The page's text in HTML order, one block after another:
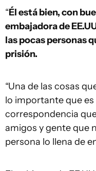
“Él está bien, con
embajadora de
las pocas personas
prisión.
“Una de las cosas
lo importante que
correspondencia
amigos y gente que
persona lo llena de